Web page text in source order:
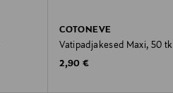
COTONEVE
Vatipadjakesed Maxi, 50 tk
Original Price
2,90 €